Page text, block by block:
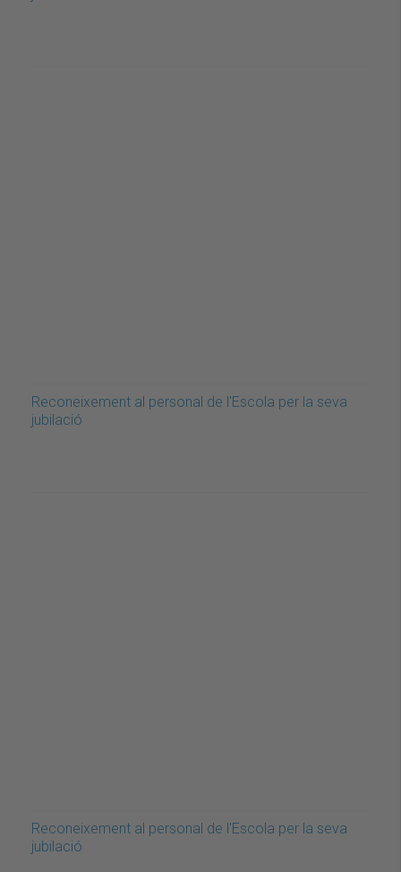
Reconeixement al personal de l'Escola per la seva
jubilació
Reconeixement al personal de l'Escola per la seva
jubilació